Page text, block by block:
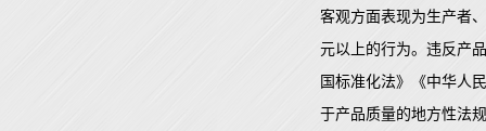
客观方面表现为生产者
元以上的行为。违反产
国标准化法》《中华人
于产品质量的地方性法